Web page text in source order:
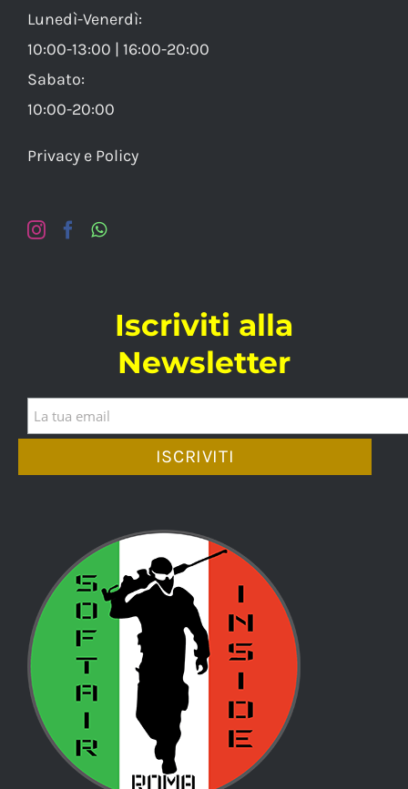
Lunedì-Venerdì:
10:00-13:00 | 16:00-20:00
Sabato:
10:00-20:00
Privacy e Policy
Iscriviti alla
Newsletter